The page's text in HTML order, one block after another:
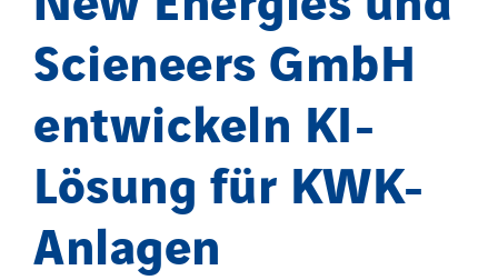
Scieneers GmbH
entwickeln KI-
Lösung für KWK-
Anlagen